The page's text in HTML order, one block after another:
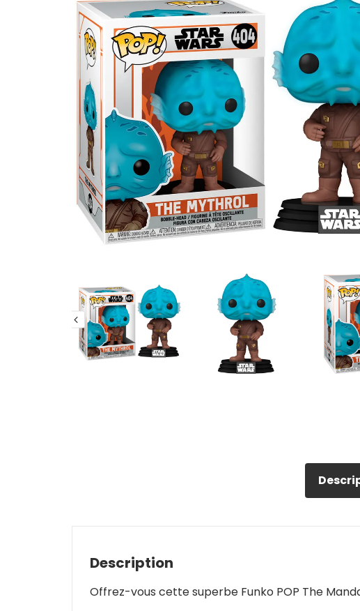
Description
Offrez-vous cette superbe Funko POP The